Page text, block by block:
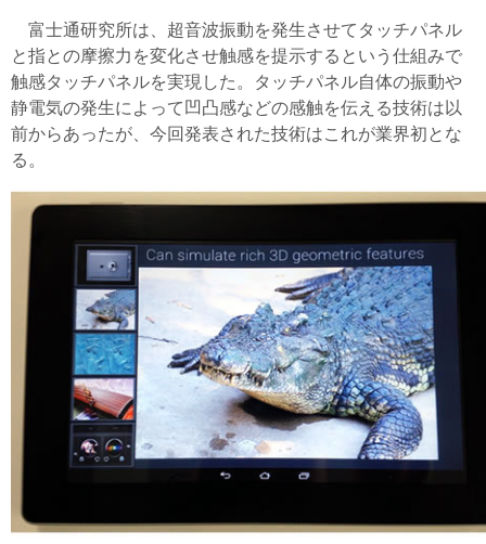
富士通研究所は、超音波振動を発生させてタッチパネル
と指との摩擦力を変化させ触感を提示するという仕組みで
触感タッチパネルを実現した。タッチパネル自体の振動や
静電気の発生によって凹凸感などの感触を伝える技術は以
前からあったが、今回発表された技術はこれが業界初とな
る。